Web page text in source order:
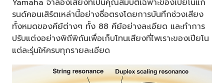
Yamaha จำลองเสียงที่เป็นคุณสมบัติเฉพาะของเปียโนแก
รนด์คอนเสิร์ตเหล่านี้อย่างซื่อตรงโดยการบันทึกช่วงเสียง
ทั้งหมดของคีย์ต่างๆ ทั้ง 88 คีย์อย่างละเอียด และทำการ
ปรับแต่งอย่างพิถีพิถันเพื่อเก็บโทนเสียงที่ไพเราะของเปียโน
แต่ละรุ่นให้ครบทุกรายละเอียด